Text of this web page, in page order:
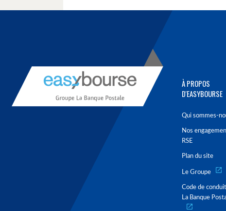
À PROPOS
D'EASYBOURSE
Qui sommes-
Nos
RSE
Plan du site
Le Groupe
Code de
La Banque